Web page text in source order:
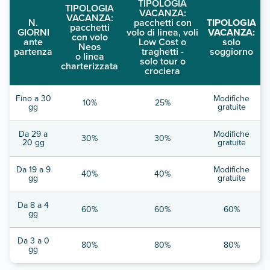
N.
GIORNI
ante
partenza
TIPOLOGIA
VACANZA:
pacchetti
con volo
Neos
o linea
charterizzata
TIPOLOGIA
VACANZA:
pacchetti con
volo di linea, voli
Low Cost o
traghetti -
solo tour o
crociera
TIPOLOGIA
VACANZA:
solo
soggiorno
Fino a 30
gg 10% 25% Modifiche
gratuite
Da 29 a
20 gg 30% 30% Modifiche
gratuite
Da 19 a 9
gg 40% 40% Modifiche
gratuite
Da 8 a 4
gg 60% 60% 60%
Da 3 a 0
gg 80% 80% 80%